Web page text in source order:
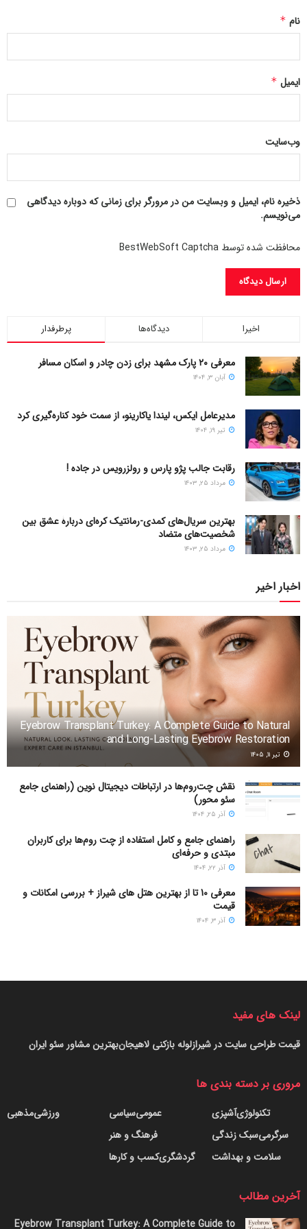
نام*
ایمیل *
وب‌سایت
ذخیره نام، ایمیل و وبسایت من در مرورگر برای زمانی که دوباره دیدگاهی
می‌نویسم.
محافظت شده توسط BestWebSoft Captcha
پرطرفدار دیدگاه‌ها اخیرا
معرفی ۲۰ پارک مشهد برای زدن چادر و اسکان مسافر
آبان ۳, ۱۴۰۴
مدیرعامل ایکس، لیندا یاکارینو، از سمت خود کناره‌گیری کرد
تیر ۱۹, ۱۴۰۴
رقابت جالب پژو پارس و رولزرویس در جاده !
مرداد ۲۵, ۱۴۰۳
بهترین سریال‌های کمدی-رمانتیک کره‌ای دربارۀ عشق بین
شخصیت‌های متضاد
مرداد ۲۵, ۱۴۰۳
اخبار اخیر
Eyebrow Transplant Turkey: A Complete Guide to Natural
and Long-Lasting Eyebrow Restoration
تیر ۱۱, ۱۴۰۵
نقش چت‌روم‌ها در ارتباطات دیجیتال نوین (راهنمای جامع
سئو محور)
آذر ۲۵, ۱۴۰۴
راهنمای جامع و کامل استفاده از چت روم‌ها برای کاربران
مبتدی و حرفه‌ای
آذر ۲۲, ۱۴۰۴
معرفی 10 تا از بهترین هتل های شیراز + بررسی امکانات و
قیمت
آذر ۳, ۱۴۰۴
لینک های مفید
بهترین مشاور سئو ایرانلوله بازکنی لاهیجانقیمت طراحی سایت در شیراز
مروری بر دسته بندی ها
آشپزیتکنولوژی
سبک زندگیسرگرمی
سلامت و بهداشت
سیاسیعمومی
فرهنگ و هنر
کسب و کارهاگردشگری
مذهبیورزشی
آخرین مطالب
Eyebrow Transplant Turkey: A Complete Guide to